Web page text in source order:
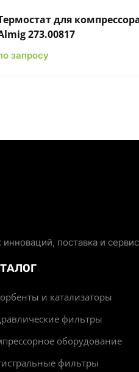
для
273.00817
запросу
поставка и
и катализаторы
фильтры
оборудование
фильтры